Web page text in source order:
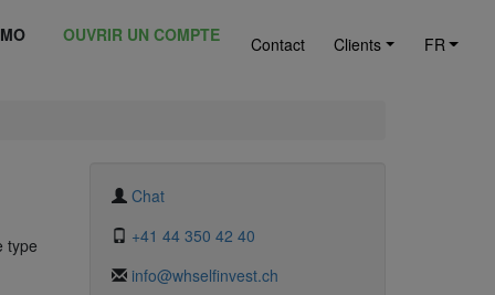
OUVRIR UN COMPTE Contact Clients FR
Chat
+41 44 350 42 40
info@whselfinvest.ch
type